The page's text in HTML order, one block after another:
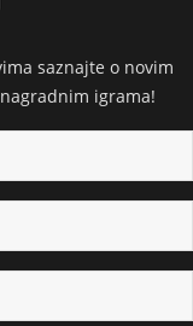
saznajte o novim
igrama!